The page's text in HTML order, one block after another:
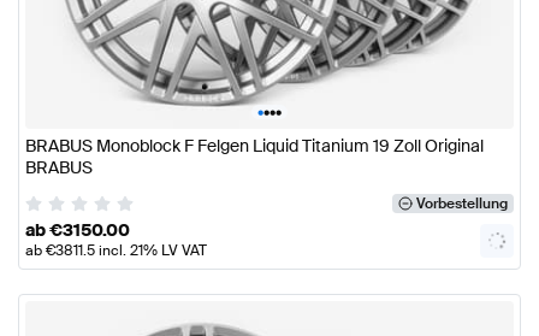
••••
BRABUS Monoblock F Felgen Liquid Titanium 19 Zoll Original
BRABUS
Vorbestellung
ab€3150.00
ab€3811.5incl. 21% LV VAT